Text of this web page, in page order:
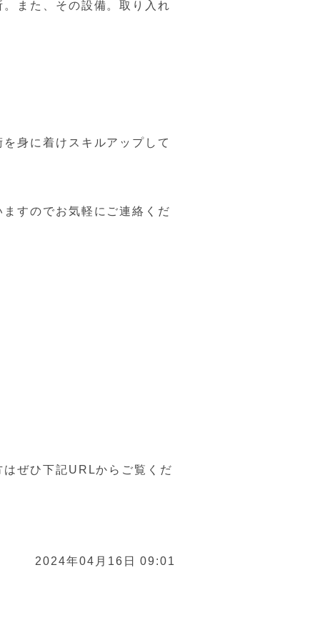
また、その設備。取り入れ
身に着けスキルアップして
すのでお気軽にご連絡くだ
ぜひ下記URLからご覧くだ
2024年04月16日 09:01